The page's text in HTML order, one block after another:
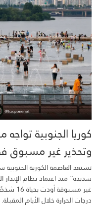
وتحذير غير مسبوق
تستعد العاصمة الكورية
شديدة” منذ اعتماد نظام
غير
درجات الحرارة خلال الأيام